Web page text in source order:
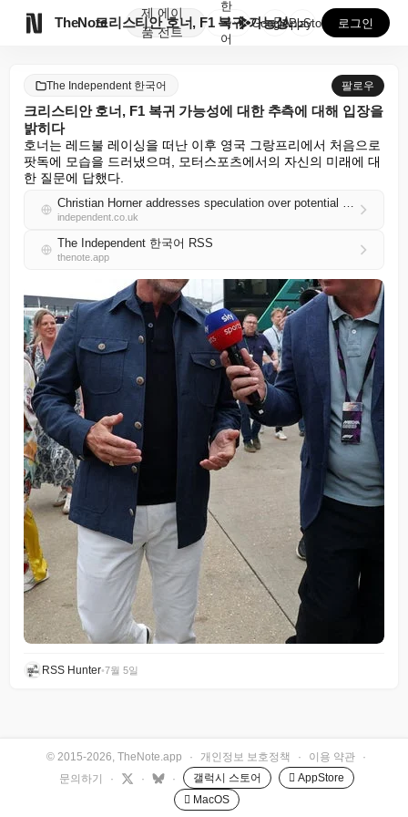
TheNote
제
품
에이
전트
크리스티안 호너, F1 복귀 가능성에 대한 추측에 대해...
한
국
어
GooglePlay
AppStore 로그인
The Independent 한국어 팔로우
크리스티안 호너, F1 복귀 가능성에 대한 추측에 대해 입장을
밝히다
호너는 레드불 레이싱을 떠난 이후 영국 그랑프리에서 처음으로
팟독에 모습을 드러냈으며, 모터스포츠에서의 자신의 미래에 대
한 질문에 답했다.
Christian Horner addresses speculation over potential F1 return
independent.co.uk
The Independent 한국어 RSS
thenote.app
RSS Hunter•7월 5일
© 2015-2026, TheNote.app · 개인정보 보호정책 · 이용 약관
·
문의하기
· · · 갤럭시 스토어
 AppStore
 MacOS